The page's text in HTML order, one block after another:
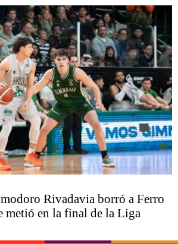
Rivadavia borró a Ferro
metió en la final de la Liga